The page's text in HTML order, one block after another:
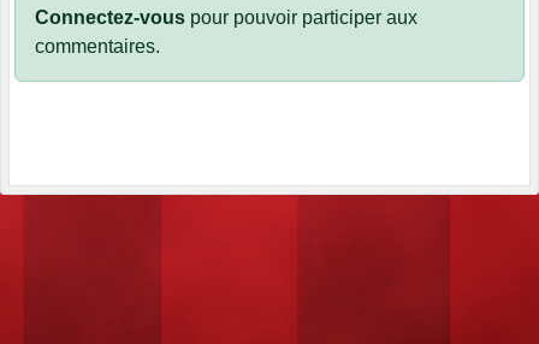
Connectez-vous pour pouvoir participer aux
commentaires.